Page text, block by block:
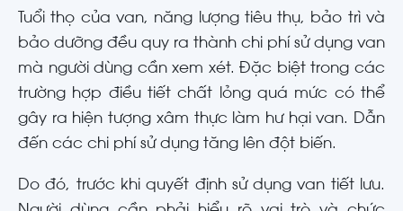
Tuổi thọ của van, năng lượng tiêu thụ, bảo trì và
bảo dưỡng đều quy ra thành chi phí sử dụng van
mà người dùng cần xem xét. Đặc biệt trong các
trường hợp điều tiết chất lỏng quá mức có thể
gây ra hiện tượng xâm thực làm hư hại van. Dẫn
đến các chi phí sử dụng tăng lên đột biến.
Do đó, trước khi quyết định sử dụng van tiết lưu.